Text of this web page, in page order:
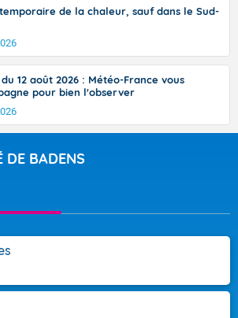
de la chaleur, sauf dans le Sud-
du 12 août 2026 : Météo-France vous
pour bien l'observer
DE BADENS